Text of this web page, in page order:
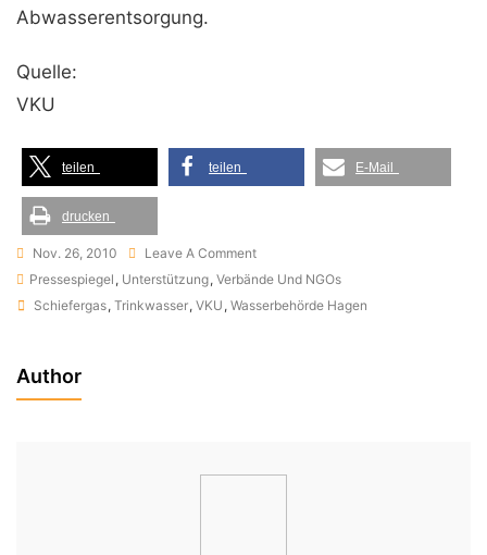
Abwasserentsorgung.
Quelle:
VKU
teilen teilen E-Mail
drucken
Nov. 26, 2010 Leave A CommentOn
Verband
Kommunaler
Pressespiegel , Unterstützung, Verbände Und NGOs
Tags
Schiefergas, Trinkwasser, VKU , Wasserbehörde Hagen
Author